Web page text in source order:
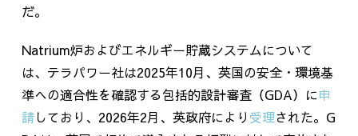
だ。
Natrium炉およびエネルギー貯蔵システムについて
は、テラパワー社は2025年10月、英国の安全・環境基
準への適合性を確認する包括的設計審査（GDA）に申
請しており、2026年2月、英政府により 受理された。G